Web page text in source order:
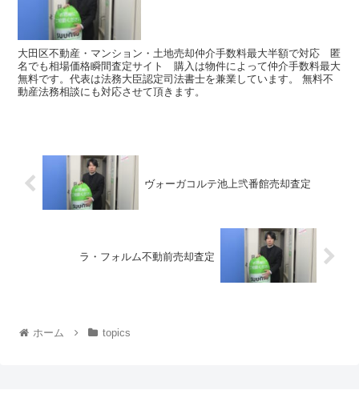
大田区不動産・マンション・土地売却仲介手数料最大半額で対応 匿
名でも相場価格瞬間査定サイト 購入は物件によって仲介手数料最大
無料です。代表は法務大臣認定司法書士を兼業しています。 無料不
動産法務相談にも対応させて頂きます。
ヴォーガコルテ池上弐番館売却査定
ラ・フォルム不動前売却査定
ホーム topics